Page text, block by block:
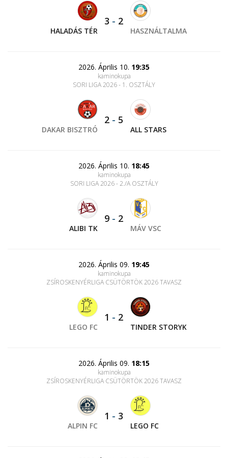
HALADÁS TÉR
3 - 2
HASZNÁLTALMA
2026. Április 10. 19:35
kaminokupa
SORI LIGA 2026 - 1. OSZTÁLY
DAKAR BISZTRÓ
2 - 5
ALL STARS
2026. Április 10. 18:45
kaminokupa
SORI LIGA 2026 - 2./A OSZTÁLY
ALIBI TK
9 - 2
MÁV VSC
2026. Április 09. 19:45
kaminokupa
ZSÍROSKENYÉRLIGA CSÜTÖRTÖK 2026 TAVASZ
LEGO FC
1 - 2
TINDER STORYK
2026. Április 09. 18:15
kaminokupa
ZSÍROSKENYÉRLIGA CSÜTÖRTÖK 2026 TAVASZ
ALPIN FC
1 - 3
LEGO FC